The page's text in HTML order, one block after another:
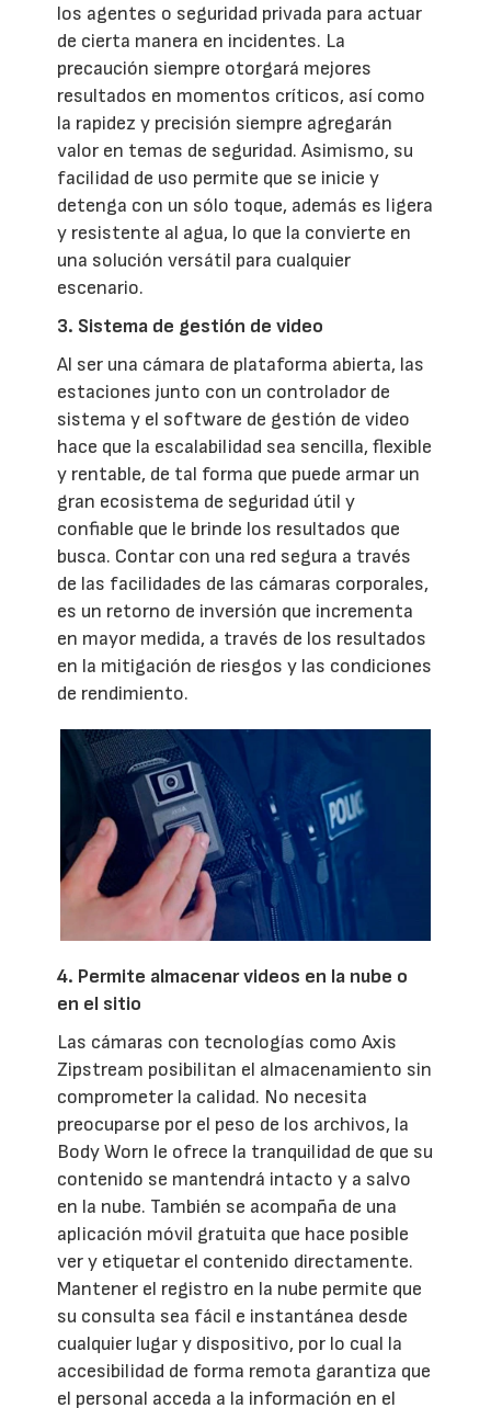
los agentes o seguridad privada para actuar
de cierta manera en incidentes. La
precaución siempre otorgará mejores
resultados en momentos críticos, así como
la rapidez y precisión siempre agregarán
valor en temas de seguridad. Asimismo, su
facilidad de uso permite que se inicie y
detenga con un sólo toque, además es ligera
y resistente al agua, lo que la convierte en
una solución versátil para cualquier
escenario.
3. Sistema de gestión de video
Al ser una cámara de plataforma abierta, las
estaciones junto con un controlador de
sistema y el software de gestión de video
hace que la escalabilidad sea sencilla, flexible
y rentable, de tal forma que puede armar un
gran ecosistema de seguridad útil y
confiable que le brinde los resultados que
busca. Contar con una red segura a través
de las facilidades de las cámaras corporales,
es un retorno de inversión que incrementa
en mayor medida, a través de los resultados
en la mitigación de riesgos y las condiciones
de rendimiento.
4. Permite almacenar videos en la nube o
en el sitio
Las cámaras con tecnologías como Axis
Zipstream posibilitan el almacenamiento sin
comprometer la calidad. No necesita
preocuparse por el peso de los archivos, la
Body Worn le ofrece la tranquilidad de que su
contenido se mantendrá intacto y a salvo
en la nube. También se acompaña de una
aplicación móvil gratuita que hace posible
ver y etiquetar el contenido directamente.
Mantener el registro en la nube permite que
su consulta sea fácil e instantánea desde
cualquier lugar y dispositivo, por lo cual la
accesibilidad de forma remota garantiza que
el personal acceda a la información en el